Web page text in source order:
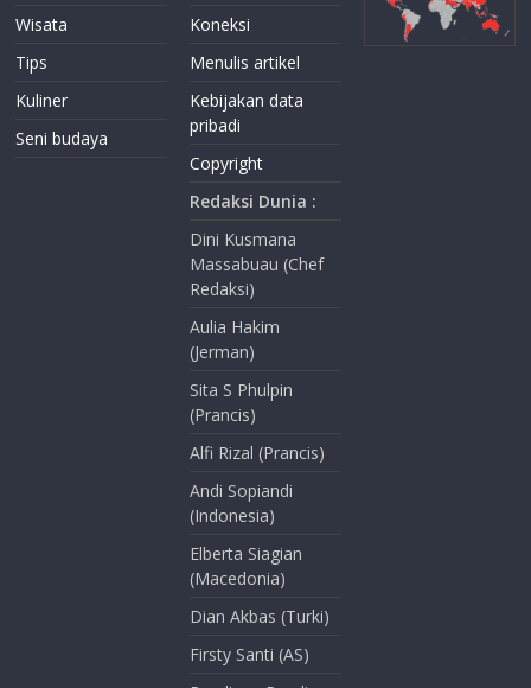
Wisata
Tips
Kuliner
Seni budaya
Koneksi
Menulis artikel
Kebijakan data
pribadi
Copyright
Redaksi Dunia :
Dini Kusmana
Massabuau (Chef
Redaksi)
Aulia Hakim
(Jerman)
Sita S Phulpin
(Prancis)
Alfi Rizal (Prancis)
Andi Sopiandi
(Indonesia)
Elberta Siagian
(Macedonia)
Dian Akbas (Turki)
Firsty Santi (AS)